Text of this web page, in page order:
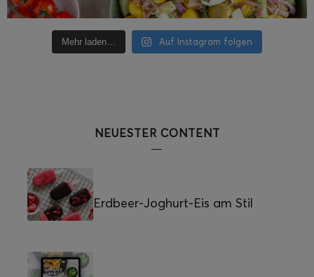
Mehr laden… Auf Instagram folgen
NEUESTER CONTENT
Erdbeer-Joghurt-Eis am Stil